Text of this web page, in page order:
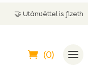
is fizethetsz
(0)